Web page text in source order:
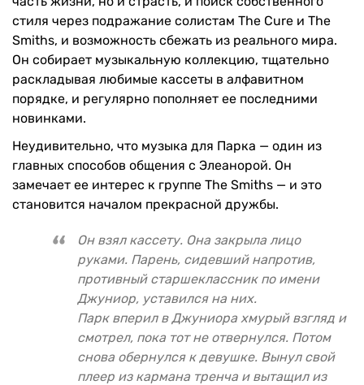
стиля через подражание солистам The Cure и The
Smiths, и возможность сбежать из реального мира.
Он собирает музыкальную коллекцию, тщательно
раскладывая любимые кассеты в алфавитном
порядке, и регулярно пополняет ее последними
новинками.
Неудивительно, что музыка для Парка — один из
главных способов общения с Элеанорой. Он
замечает ее интерес к группе The Smiths — и это
становится началом прекрасной дружбы.
Он взял кассету. Она закрыла лицо
руками. Парень, сидевший напротив,
противный старшеклассник по имени
Джуниор, уставился на них.
Парк вперил в Джуниора хмурый взгляд и
смотрел, пока тот не отвернулся. Потом
снова обернулся к девушке. Вынул свой
плеер из кармана тренча и вытащил из